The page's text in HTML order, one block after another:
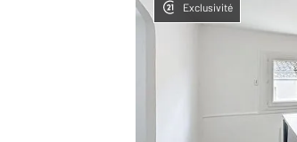
Exclusivité